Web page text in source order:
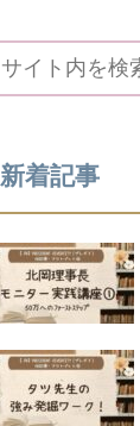
新着記事